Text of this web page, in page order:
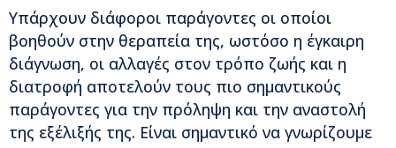
Υπάρχουν διάφοροι παράγοντες οι οποίοι
βοηθούν στην θεραπεία της, ωστόσο η έγκαιρη
διάγνωση, οι αλλαγές στον τρόπο ζωής και η
διατροφή αποτελούν τους πιο σημαντικούς
παράγοντες για την πρόληψη και την αναστολή
της εξέλιξής της. Είναι σημαντικό να γνωρίζουμε